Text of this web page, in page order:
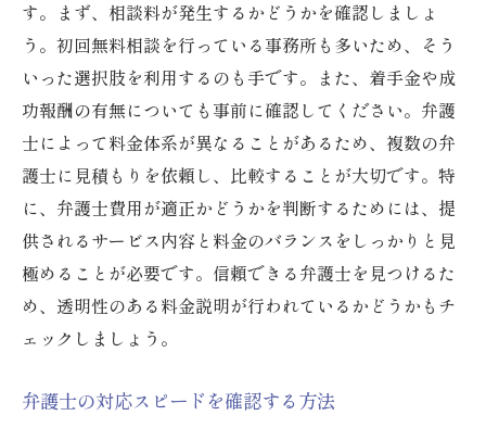
す。まず、相談料が発生するかどうかを確認しましょ
う。初回無料相談を行っている事務所も多いため、そう
いった選択肢を利用するのも手です。また、着手金や成
功報酬の有無についても事前に確認してください。弁護
士によって料金体系が異なることがあるため、複数の弁
護士に見積もりを依頼し、比較することが大切です。特
に、弁護士費用が適正かどうかを判断するためには、提
供されるサービス内容と料金のバランスをしっかりと見
極めることが必要です。信頼できる弁護士を見つけるた
め、透明性のある料金説明が行われているかどうかもチ
ェックしましょう。
弁護士の対応スピードを確認する方法